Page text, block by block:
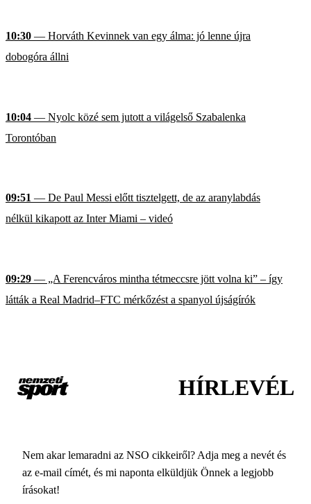
10:30 — Horváth Kevinnek van egy álma: jó lenne újra
dobogóra állni
10:04 — Nyolc közé sem jutott a világelső Szabalenka
Torontóban
09:51 — De Paul Messi előtt tisztelgett, de az aranylabdás
nélkül kikapott az Inter Miami – videó
09:29 — „A Ferencváros mintha tétmeccsre jött volna ki” – így
látták a Real Madrid–FTC mérkőzést a spanyol újságírók
HÍRLEVÉL
Nem akar lemaradni az NSO cikkeiről? Adja meg a nevét és
az e-mail címét, és mi naponta elküldjük Önnek a legjobb
írásokat!